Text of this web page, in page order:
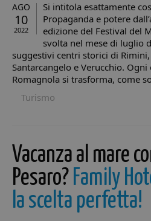
AGO
10
2022
Si intitola esattamente
Propaganda e potere
edizione del Festival del
svolta nel mese di luglio
suggestivi centri storici di Rimini,
Santarcangelo e Verucchio. Ogni
Romagnola si trasforma, come
Turismo
Vacanza al mare
Pesaro? Family
la scelta perfetta!